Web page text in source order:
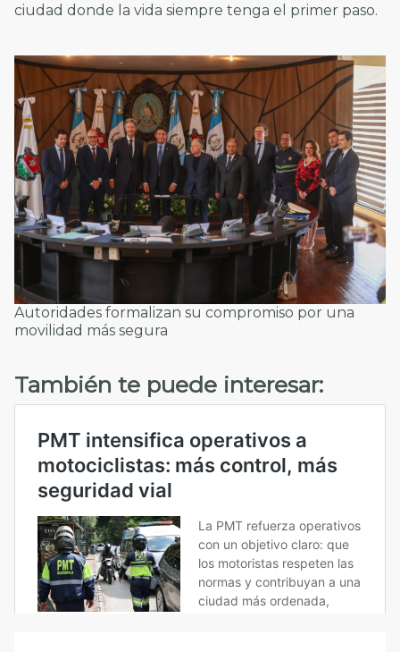
ciudad donde la vida siempre tenga el primer paso.
Autoridades formalizan su compromiso por una
movilidad más segura
También te puede interesar: